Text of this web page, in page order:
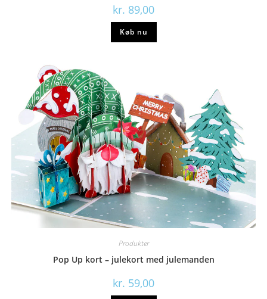
kr. 89,00
Køb nu
Produkter
Pop Up kort – julekort med julemanden
kr. 59,00